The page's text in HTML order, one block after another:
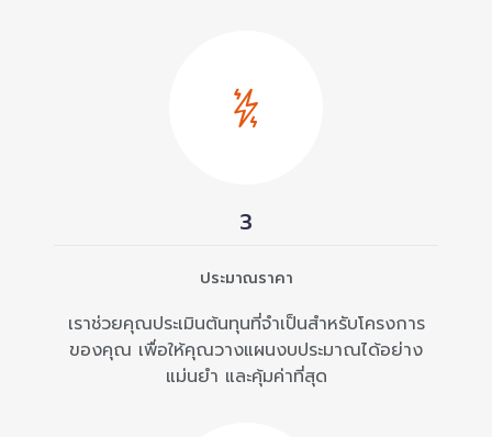
3
ประมาณราคา
เราช่วยคุณประเมินต้นทุนที่จำเป็นสำหรับโครงการ
ของคุณ เพื่อให้คุณวางแผนงบประมาณได้อย่าง
แม่นยำ และคุ้มค่าที่สุด